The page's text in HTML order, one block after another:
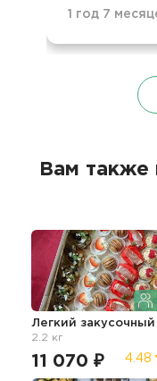
1 год 7
Вам также
Легкий закусочный
2.2 кг
11 070 ₽ 4.48